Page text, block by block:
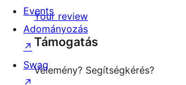
reviews
star
review
Your review
Támogatás
Vélemény? Segítségkérés?
Events
Adományozás
↗
Swag